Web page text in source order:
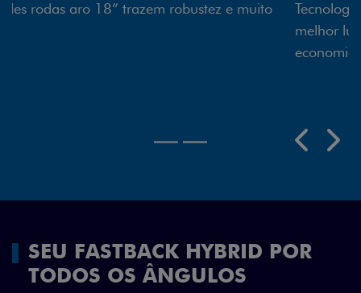
Tecnologia dos faróis totalmente em LED garante
melhor luminosidade, maior durabilidade e mais
Rodas aro 18"
SEU FASTBACK HYBRID POR
TODOS OS ÂNGULOS